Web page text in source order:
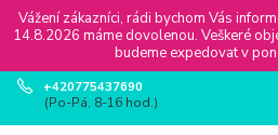
Vážení zákazníci, rádi bychom Vás
14.8.2026 máme dovolenou. Veškeré
budeme expedovat v
+420775437690
(Po-Pá, 8-16 hod.)